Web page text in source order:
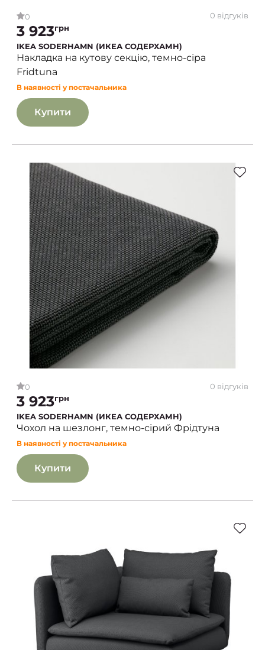
0 0 відгуків
3 923грн
IKEA SODERHAMN (ИКЕА СОДЕРХАМН)
Накладка на кутову секцію, темно-сіра
Fridtuna
В наявності у постачальника
Купити
0 0 відгуків
3 923грн
IKEA SODERHAMN (ИКЕА СОДЕРХАМН)
Чохол на шезлонг, темно-сірий Фрідтуна
В наявності у постачальника
Купити